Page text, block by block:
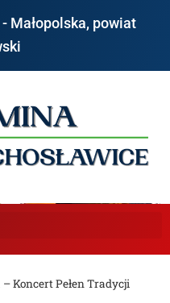
Małopolska, powiat
Koncert Pełen Tradycji